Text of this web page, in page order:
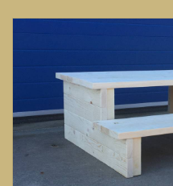
Banken, stoelen &
Hoekbanken
Plantenbakken
Hockers & Terrastafels